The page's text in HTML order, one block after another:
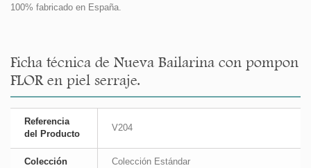
100% fabricado en España.
Ficha técnica de Nueva Bailarina con pompon
FLOR en piel serraje.
Referencia
del Producto
V204
Colección Colección Estándar